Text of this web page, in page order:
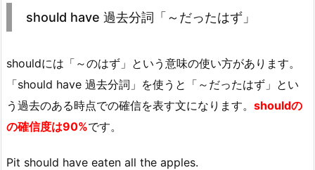
should have 過去分詞「～だったはず」
shouldには「～のはず」という意味の使い方があります。
「should have 過去分詞」を使うと「～だったはず」とい
う過去のある時点での確信を表す文になります。 shouldの
の確信度は90%です。
Pit should have eaten all the apples.